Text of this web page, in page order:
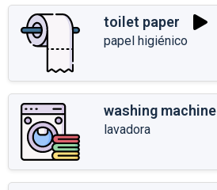
toilet paper
papel higiénico
washing machine
lavadora